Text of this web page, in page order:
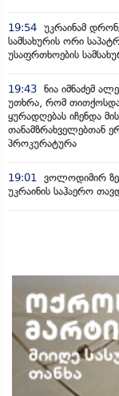
19:54 უკრაინამ
სამსახურის ორი
უსაფრთხოების
19:43 ნია იმნაძემ
უთხრა, რომ თითქოსდა,
ყურადღებას იჩენდა
თანამზრახველებთან
პროკურატურა
19:01
ვოლოდიმირ
უკრაინის საჰაერო